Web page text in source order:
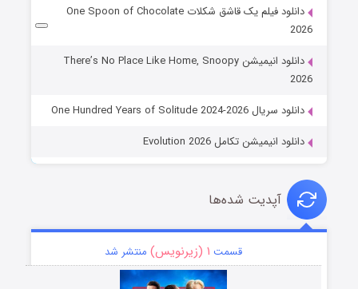
دانلود فیلم یک قاشق شکلات One Spoon of Chocolate
2026
دانلود انیمیشن There’s No Place Like Home, Snoopy
2026
دانلود سریال One Hundred Years of Solitude 2024-2026
دانلود انیمیشن تکامل Evolution 2026
آپدیت شده‌ها
قسمت ۱ (زیرنویس) منتشر شد